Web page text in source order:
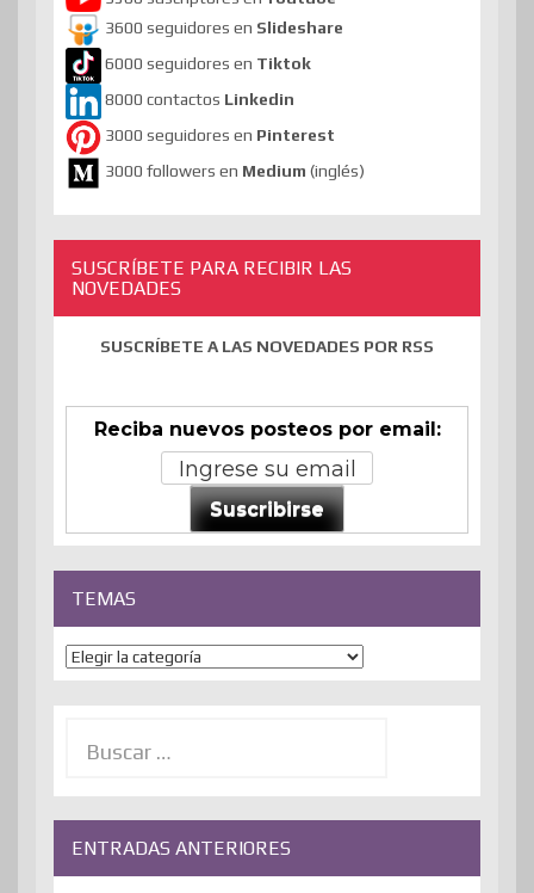
3600 seguidores en Slideshare
6000 seguidores en Tiktok
8000 contactos Linkedin
3000 seguidores en Pinterest
3000 followers en Medium (inglés)
SUSCRÍBETE PARA RECIBIR LAS
NOVEDADES
SUSCRÍBETE A LAS NOVEDADES POR RSS
Reciba nuevos posteos por email:
Suscribirse
TEMAS
Temas
ENTRADAS ANTERIORES